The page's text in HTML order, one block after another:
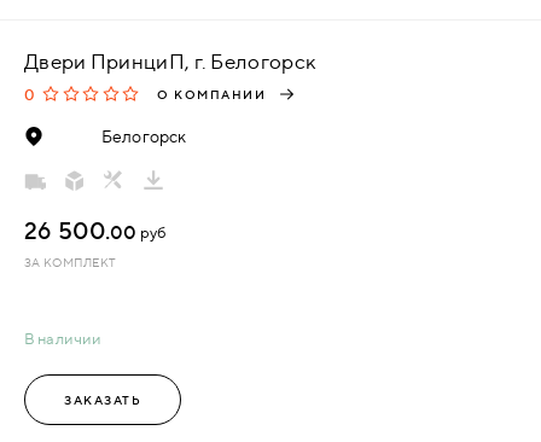
Двери ПринциП, г. Белогорск
0 О КОМПАНИИ
Белогорск
В наличии
26 500.00 руб
ЗА КОМПЛЕКТ
ЗАКАЗАТЬ